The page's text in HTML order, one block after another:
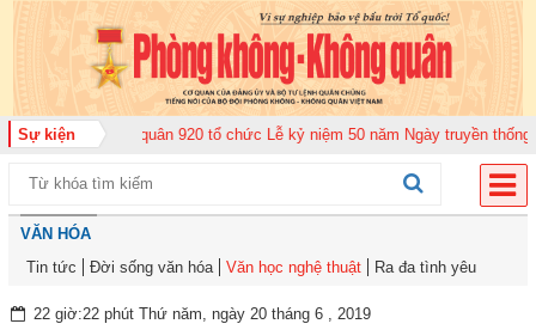
Sự kiện
đoàn Không quân 920 tổ chức Lễ kỷ niệm 50 năm Ngày truyền thống (12-
VĂN HÓA
Tin tức
Đời sống văn hóa Văn học nghệ thuật Ra đa tình yêu
22 giờ:22 phút Thứ năm, ngày 20 tháng 6 , 2019